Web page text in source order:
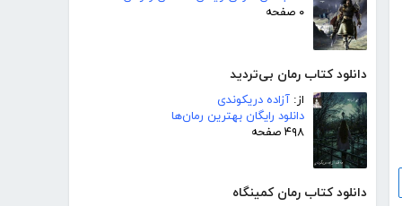
۰ صفحه
دانلود کتاب رمان بی‌تردید
از: آزاده دریکوندی
دانلود رایگان بهترین رمان‌ها
۴۹۸ صفحه
دانلود کتاب رمان کمینگاه